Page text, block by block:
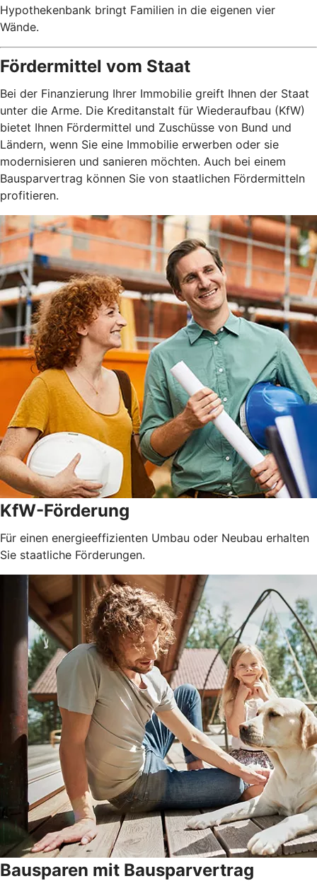
Hypothekenbank bringt Familien in die eigenen vier
Wände.
Fördermittel vom Staat
Bei der Finanzierung Ihrer Immobilie greift Ihnen der Staat
unter die Arme. Die Kreditanstalt für Wiederaufbau (KfW)
bietet Ihnen Fördermittel und Zuschüsse von Bund und
Ländern, wenn Sie eine Immobilie erwerben oder sie
modernisieren und sanieren möchten. Auch bei einem
Bausparvertrag können Sie von staatlichen Fördermitteln
profitieren.
KfW-Förderung
Für einen energieeffizienten Umbau oder Neubau erhalten
Sie staatliche Förderungen.
Bausparen mit Bausparvertrag